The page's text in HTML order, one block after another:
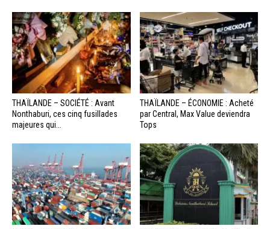
THAÏLANDE – SOCIÉTÉ : Avant
Nonthaburi, ces cinq fusillades
majeures qui...
THAÏLANDE – ÉCONOMIE : Acheté
par Central, Max Value deviendra
Tops